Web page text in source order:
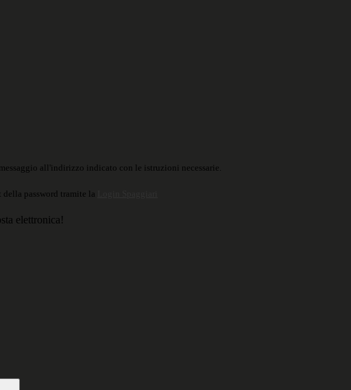
all'indirizzo indicato con le istruzioni necessarie.
password tramite la
elettronica!